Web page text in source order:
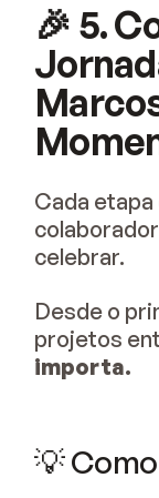
🎉 5.
Cada etapa
celebrar.
Desde o
projetos
importa.
💡